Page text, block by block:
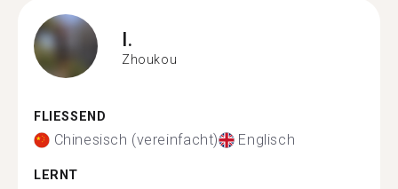
I.
Zhoukou
FLIESSEND
Chinesisch (vereinfacht) Englisch
LERNT